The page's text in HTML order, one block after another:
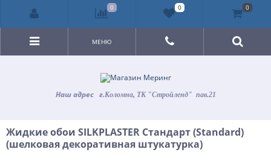
Наш адресг.Коломна, ТК "Стройленд" пав.21
МЕНЮ
Жидкие обои SILKPLASTER Стандарт (Standard)
(шелковая декоративная штукатурка)
0 0 0